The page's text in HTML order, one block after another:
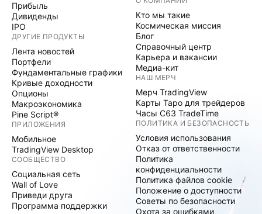
Прибыль
Дивиденды
IPO
ДРУГИЕ ПРОДУКТЫ
Лента новостей
Портфели
Фундаментальные графики
Кривые доходности
Опционы
Макроэкономика
Pine Script®
ПРИЛОЖЕНИЯ
Мобильное
TradingView Desktop
СООБЩЕСТВО
Социальная сеть
Wall of Love
Приведи друга
Программа поддержки
Кто мы такие
Космическая миссия
Блог
Справочный центр
Карьера и вакансии
Медиа-кит
НАШ МЕРЧ
Мерч TradingView
Карты Таро для трейдеров
Часы C63 TradeTime
ПОЛИТИКА И БЕЗОПАСНОСТЬ
Условия использования
Отказ от ответственности
Политика
конфиденциальности
Политика файлов cookie
Положение о доступности
Советы по безопасности
Охота за ошибками